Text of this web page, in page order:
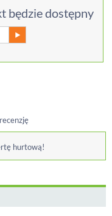
będzie dostępny
hurtową!